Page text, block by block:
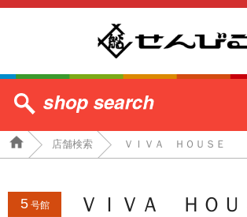
店舗検索 ＶＩＶＡ ＨＯＵＳＥ
5号館 ＶＩＶＡ ＨＯＵ